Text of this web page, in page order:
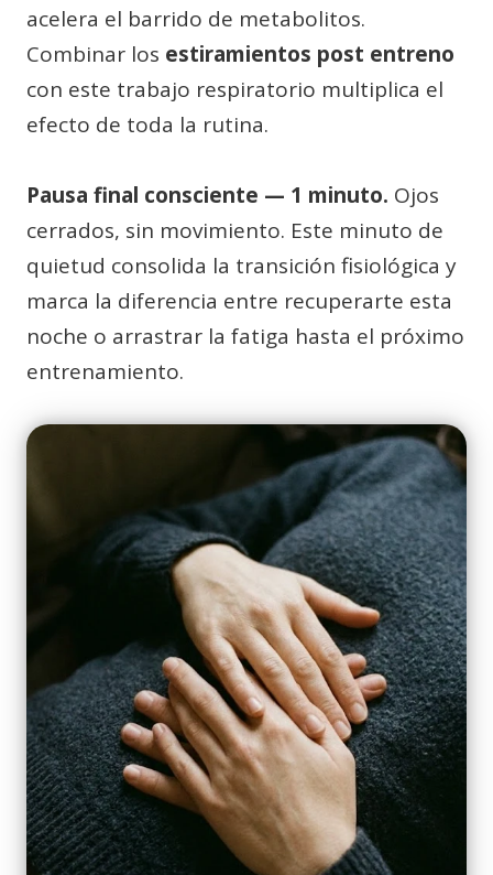
acelera el barrido de metabolitos.
Combinar los estiramientos post entreno
con este trabajo respiratorio multiplica el
efecto de toda la rutina.
Pausa final consciente — 1 minuto. Ojos
cerrados, sin movimiento. Este minuto de
quietud consolida la transición fisiológica y
marca la diferencia entre recuperarte esta
noche o arrastrar la fatiga hasta el próximo
entrenamiento.